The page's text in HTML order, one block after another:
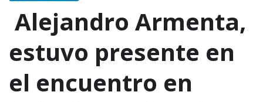
Alejandro Armenta,
estuvo presente en
el encuentro en